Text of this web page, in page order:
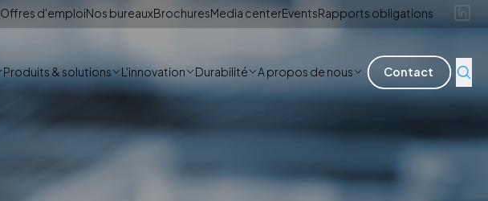
Offres d'emploiNos bureauxBrochuresMedia centerEventsRapports obligations
Produits & solutions L'innovation Durabilité A propos de nous Contact